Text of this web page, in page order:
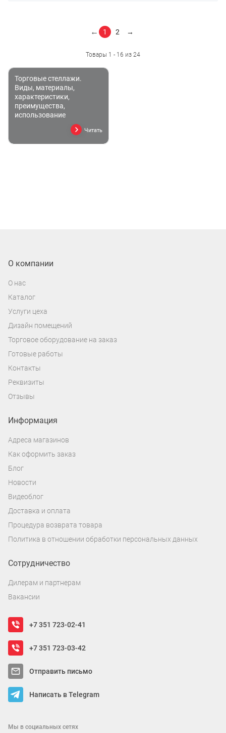
Товары 1 - 16 из 24
← 1 2 →
Торговые стеллажи.
Виды, материалы,
характеристики,
преимущества,
использование
Читать
О компании
О нас
Каталог
Услуги цеха
Дизайн помещений
Торговое оборудование на заказ
Готовые работы
Контакты
Реквизиты
Отзывы
Информация
Адреса магазинов
Как оформить заказ
Блог
Новости
Видеоблог
Доставка и оплата
Процедура возврата товара
Политика в отношении обработки персональных данных
Сотрудничество
Дилерам и партнерам
Вакансии
+7 351 723-02-41
+7 351 723-03-42
Отправить письмо
Написать в Telegram
Мы в социальных сетях